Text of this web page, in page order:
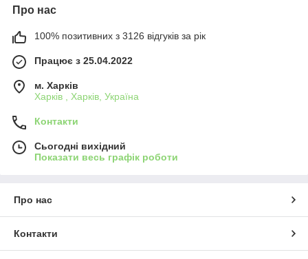
Про нас
100% позитивних з 3126 відгуків за рік
Працює з 25.04.2022
м. Харків
Харків , Харків, Україна
Контакти
Сьогодні вихідний
Показати весь графік роботи
Про нас
Контакти